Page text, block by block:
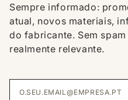
Sempre informado:
atual, novos materiais,
do fabricante. Sem
realmente relevante.